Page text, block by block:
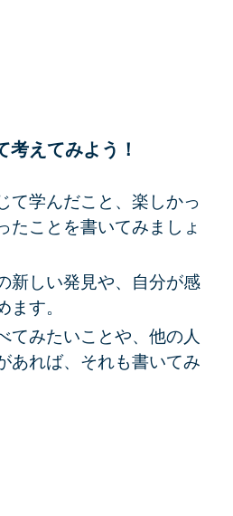
考えてみよう！
て学んだこと、楽しかっ
たことを書いてみましょ
新しい発見や、自分が感
ます。
てみたいことや、他の人
あれば、それも書いてみ